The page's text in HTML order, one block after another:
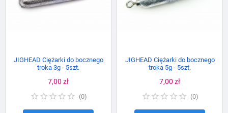
JIGHEAD Ciężarki do bocznego
troka 3g - 5szt.
Cena
7,00 zł
(0)
JIGHEAD Ciężarki do bocznego
troka 5g - 5szt.
Cena
7,00 zł
(0)